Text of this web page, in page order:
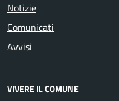
Notizie
Comunicati
Avvisi
VIVERE IL COMUNE